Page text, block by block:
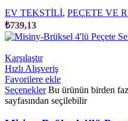
EV TEKSTİLİ, PEÇETE VE
₺739,13
Karşılaştır
Hızlı Alışveriş
Favorilere ekle
Seçenekler Bu ürünün birden
sayfasından seçilebilir